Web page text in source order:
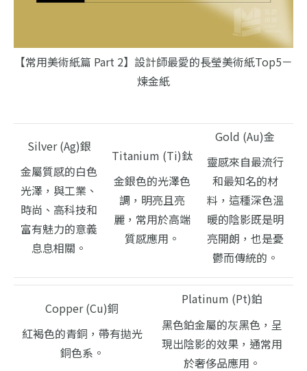
【常用美術紙篇 Part 2】設計師最愛的長瑩美術紙Top5－
煉金紙
Silver (Ag)銀
金屬質感的白色
光澤，與工業、
時尚、高科技和
富有魅力的意義
息息相關。
Titanium (Ti)鈦
金銀色的光澤色
調，明亮且亮
麗，常用於高端
質感應用。
Gold (Au)金
靈感來自最流行
和最知名的材
料，這種深色溫
暖的陰影既是明
亮開朗，也是憂
鬱而傳統的。
Copper (Cu)銅
紅褐色的青銅，帶有拋光
銅色系。
Platinum (Pt)鉑
黑色鉑金屬的灰黑色，呈
現出陰影的效果，通常用
於奢侈品應用。